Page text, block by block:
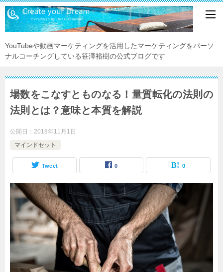
YouTubeや動画マーケティングを活用したマーケティングをパーソ
ナルコーチングしている笹澤裕樹の公式ブログです
場数をこなすとものなる！量質転化の法則の
法則とは？意味と本質を解説
公開日： 2018年11月1日
マインドセット
Tweet 0 0